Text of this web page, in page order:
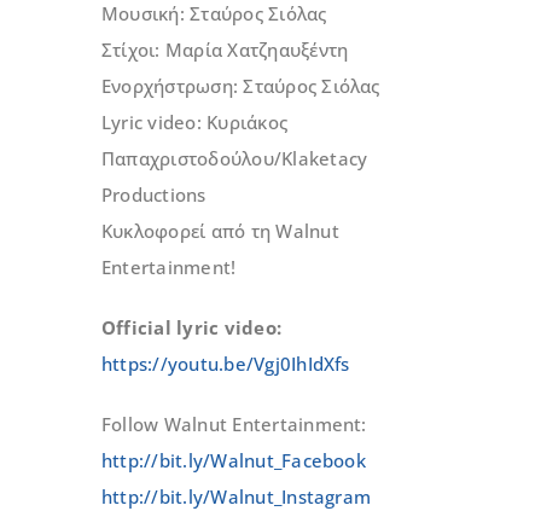
Μουσική: Σταύρος Σιόλας
Στίχοι: Μαρία Χατζηαυξέντη
Ενορχήστρωση: Σταύρος Σιόλας
Lyric video: Κυριάκος
Παπαχριστοδούλου/Klaketacy
Productions
Κυκλοφορεί από τη Walnut
Entertainment!
Official lyric video:
https://youtu.be/Vgj0IhIdXfs
Follow Walnut Entertainment:
http://bit.ly/Walnut_Facebook
http://bit.ly/Walnut_Instagram